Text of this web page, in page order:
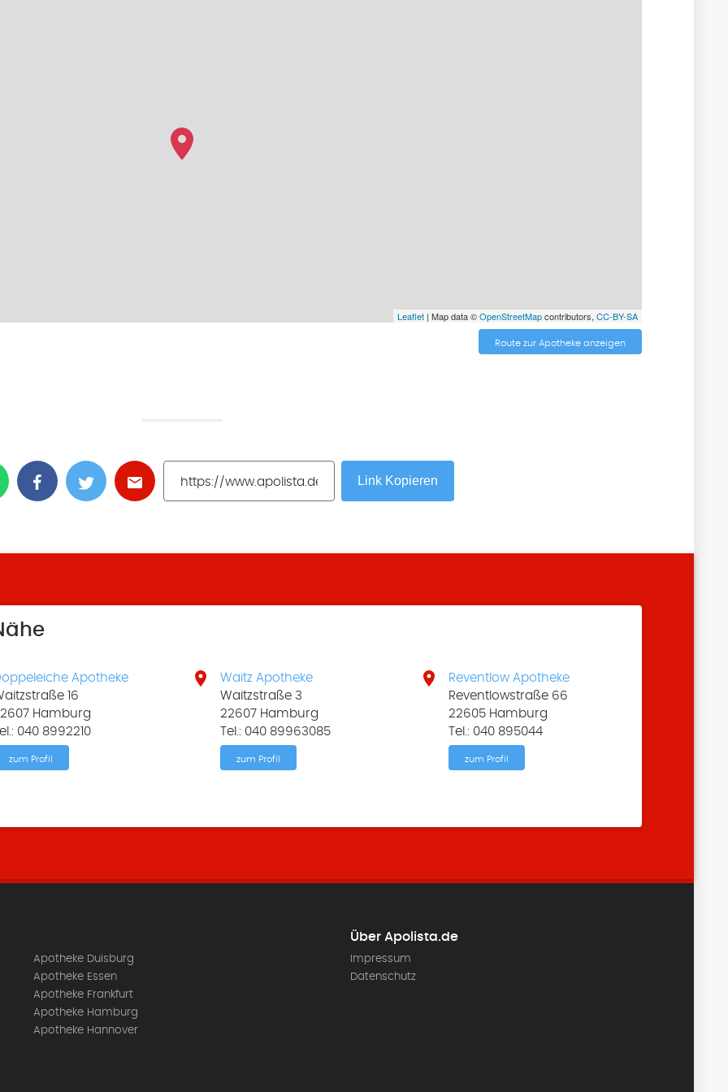
Leaflet| Map data ©OpenStreetMapcontributors, CC-BY-SA
Route zur Apotheke anzeigen
Link Kopieren
Apotheke
16
Hamburg
040 8992210
zum Profil

Waitz Apotheke
Waitzstraße 3
22607 Hamburg
Tel.: 040 89963085
zum Profil

Reventlow Apotheke
Reventlowstraße 66
22605 Hamburg
Tel.: 040 895044
zum Profil
Apotheke Duisburg
Apotheke Essen
Apotheke Frankfurt
Apotheke Hamburg
Apotheke Hannover
Über Apolista.de
Impressum
Datenschutz